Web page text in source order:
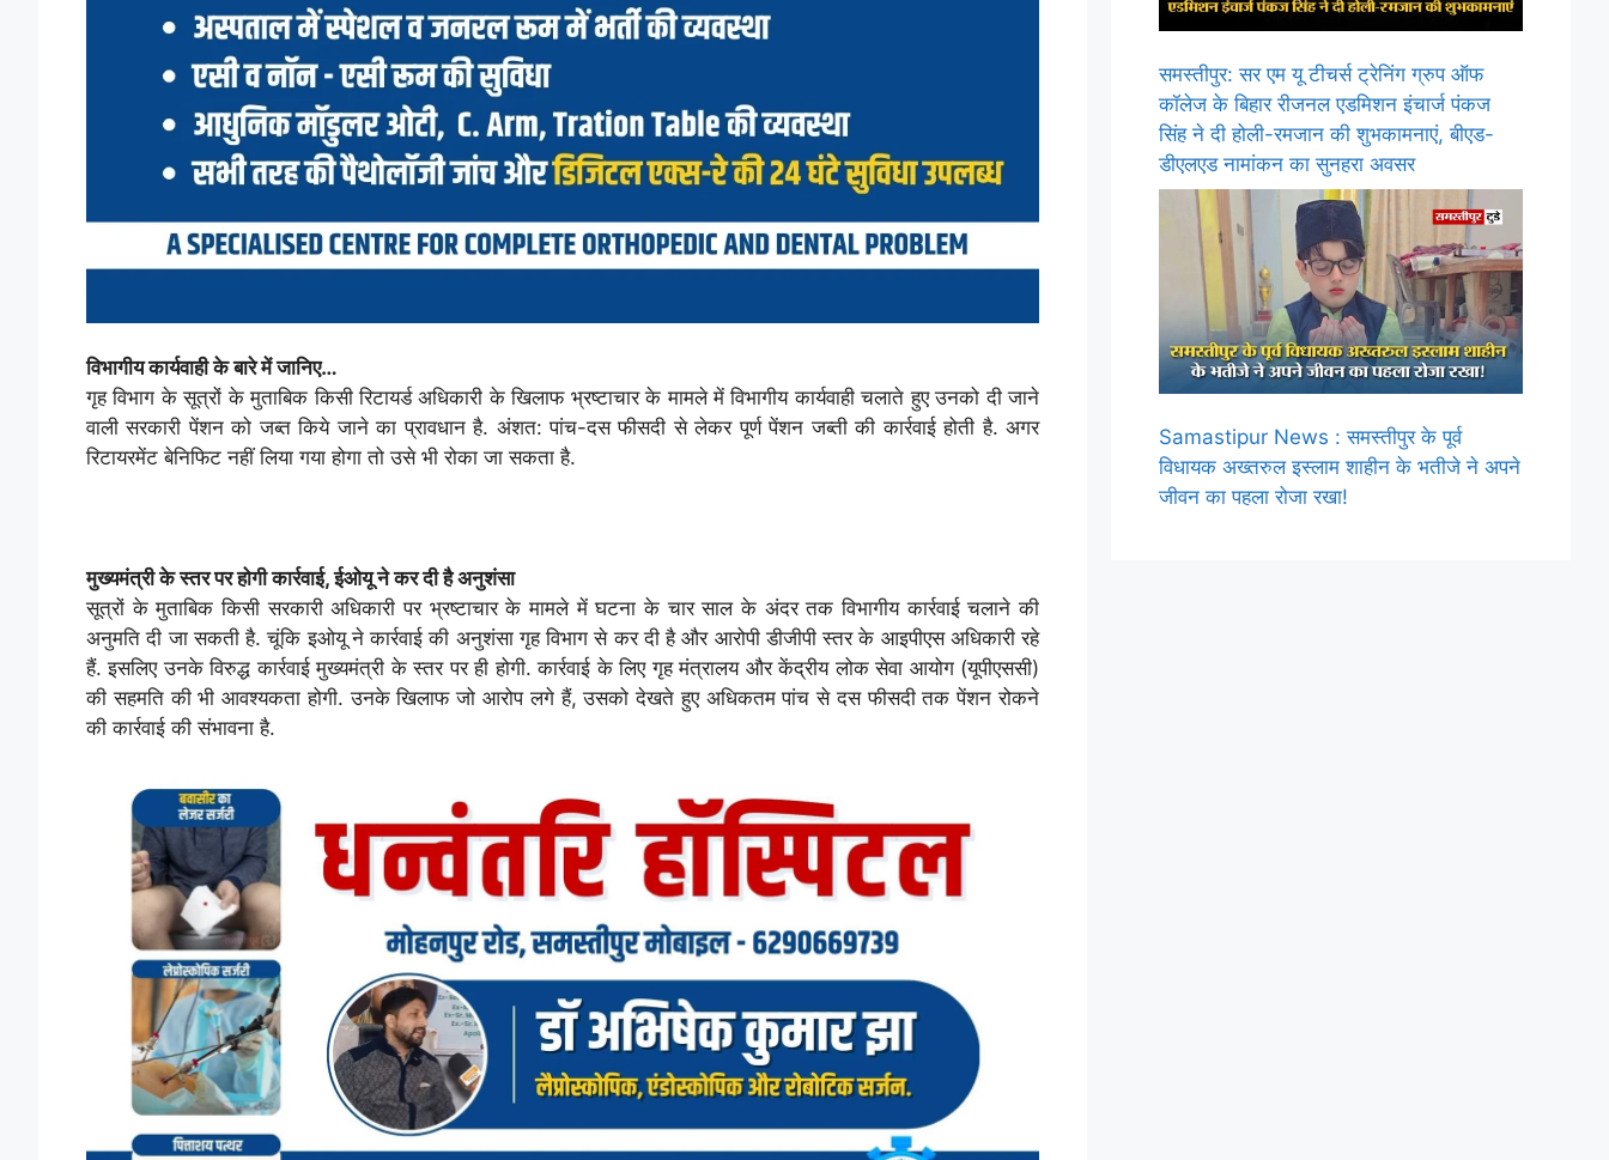
विभागीय कार्यवाही के बारे में जानिए…
गृह विभाग के सूत्रों के मुताबिक किसी रिटायर्ड अधिकारी के खिलाफ भ्रष्टाचार के मामले में विभागीय कार्यवाही चलाते हुए उनको दी जाने
वाली सरकारी पेंशन को जब्त किये जाने का प्रावधान है. अंशत: पांच-दस फीसदी से लेकर पूर्ण पेंशन जब्ती की कार्रवाई होती है. अगर
रिटायरमेंट बेनिफिट नहीं लिया गया होगा तो उसे भी रोका जा सकता है.
मुख्यमंत्री के स्तर पर होगी कार्रवाई, ईओयू ने कर दी है अनुशंसा
सूत्रों के मुताबिक किसी सरकारी अधिकारी पर भ्रष्टाचार के मामले में घटना के चार साल के अंदर तक विभागीय कार्रवाई चलाने की
अनुमति दी जा सकती है. चूंकि इओयू ने कार्रवाई की अनुशंसा गृह विभाग से कर दी है और आरोपी डीजीपी स्तर के आइपीएस अधिकारी रहे
हैं. इसलिए उनके विरुद्ध कार्रवाई मुख्यमंत्री के स्तर पर ही होगी. कार्रवाई के लिए गृह मंत्रालय और केंद्रीय लोक सेवा आयोग (यूपीएससी)
की सहमति की भी आवश्यकता होगी. उनके खिलाफ जो आरोप लगे हैं, उसको देखते हुए अधिकतम पांच से दस फीसदी तक पेंशन रोकने
की कार्रवाई की संभावना है.
समस्तीपुर: सर एम यू टीचर्स ट्रेनिंग ग्रुप ऑफ
कॉलेज के बिहार रीजनल एडमिशन इंचार्ज पंकज
सिंह ने दी होली-रमजान की शुभकामनाएं, बीएड-
डीएलएड नामांकन का सुनहरा अवसर
Samastipur News : समस्तीपुर के पूर्व
विधायक अख्तरुल इस्लाम शाहीन के भतीजे ने अपने
जीवन का पहला रोजा रखा!